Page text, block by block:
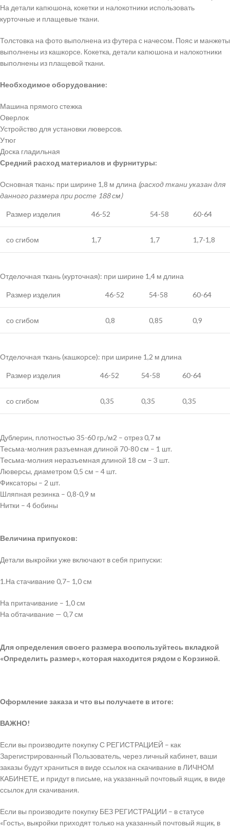
На детали капюшона, кокетки и налокотники использовать
курточные и плащевые ткани.
Толстовка на фото выполнена из футера с начесом. Пояс и манжеты
выполнены из кашкорсе. Кокетка, детали капюшона и налокотники
выполнены из плащевой ткани.
Необходимое оборудование:
Машина прямого стежка
Оверлок
Устройство для установки люверсов.
Утюг
Доска гладильная
Средний расход материалов и фурнитуры:
Основная ткань: при ширине 1,8 м длина (расход ткани указан для
данного размера при росте 188 см)
Размер изделия 46-52 54-58 60-64
со сгибом 1,7 1,7 1,7-1,8
Отделочная ткань (курточная): при ширине 1,4 м длина
Размер изделия 46-52 54-58 60-64
со сгибом 0,8 0,85 0,9
Отделочная ткань (кашкорсе): при ширине 1,2 м длина
Размер изделия 46-52 54-58 60-64
со сгибом 0,35 0,35 0,35
Дублерин, плотностью 35-60 гр./м2 – отрез 0,7 м
Тесьма-молния разъемная длиной 70-80 см – 1 шт.
Тесьма-молния неразъемная длиной 18 см – 3 шт.
Люверсы, диаметром 0,5 см – 4 шт.
Фиксаторы – 2 шт.
Шляпная резинка – 0,8-0,9 м
Нитки – 4 бобины
Величина припусков:
Детали выкройки уже включают в себя припуски:
1.На стачивание 0,7– 1,0 см
На притачивание – 1,0 см
На обтачивание — 0,7 см
Для определения своего размера воспользуйтесь вкладкой
«Определить размер», которая находится рядом с Корзиной.
Оформление заказа и что вы получаете в итоге:
ВАЖНО!
Если вы производите покупку С РЕГИСТРАЦИЕЙ – как
Зарегистрированный Пользователь, через личный кабинет, ваши
заказы будут храниться в виде ссылок на скачивание в ЛИЧНОМ
КАБИНЕТЕ, и придут в письме, на указанный почтовый ящик, в виде
ссылок для скачивания.
Если вы производите покупку БЕЗ РЕГИСТРАЦИИ – в статусе
«Гость», выкройки приходят только на указанный почтовый ящик, в